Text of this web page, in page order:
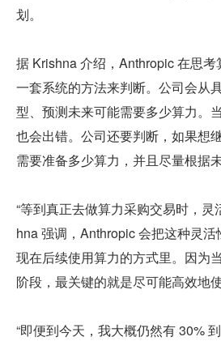
划。
据 Krishna 介绍，Anthropic 在思
一套系统的方法来判断。公司会从
型、预测未来可能需要多少算力。
也会出错。公司还要判断，如果想
需要准备多少算力，并且尽量根据
“等到真正去做算力采购交易时，灵
hna 强调，Anthropic 会把这种灵
现在后续使用算力的方式里。因为
阶段，最关键的就是尽可能高效地
“即便到今天，我大概仍然有 30%